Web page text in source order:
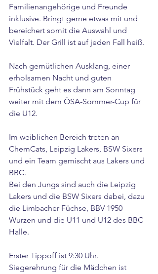
Familienangehörige und Freunde
inklusive. Bringt gerne etwas mit und
bereichert somit die Auswahl und
Vielfalt. Der Grill ist auf jeden Fall heiß.
Nach gemütlichen Ausklang, einer
erholsamen Nacht und guten
Frühstück geht es dann am Sonntag
weiter mit dem ÖSA-Sommer-Cup für
die U12.
Im weiblichen Bereich treten an
ChemCats, Leipzig Lakers, BSW Sixers
und ein Team gemischt aus Lakers und
BBC.
Bei den Jungs sind auch die Leipzig
Lakers und die BSW Sixers dabei, dazu
die Limbacher Füchse, BBV 1950
Wurzen und die U11 und U12 des BBC
Halle.
Erster Tippoff ist 9:30 Uhr.
Siegerehrung für die Mädchen ist